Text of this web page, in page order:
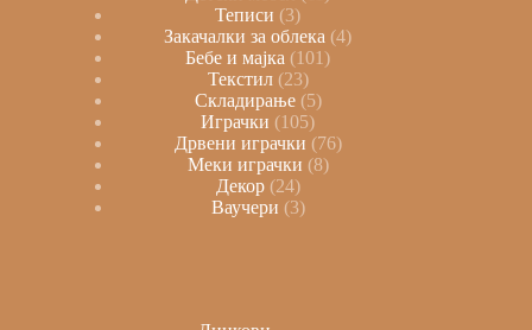
Теписи
3
Закачалки за облека 4
Бебе и мајка
101
Текстил 23
Складирање 5
Играчки
105
Дрвени играчки 76
Меки играчки 8
Декор 24
Ваучери 3